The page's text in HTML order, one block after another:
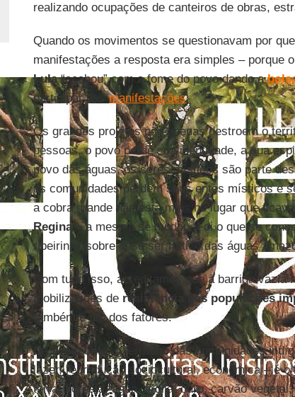
realizando ocupações de canteiros de obras,
Quando os movimentos se questionavam por
manifestações a resposta era simples – porque
Lula“acabou” com a fome do povo dando a
participar das manifestações.
Os grandes projetos não apenas destroem o
pessoas, o povo perde sua identidade, a sua
povo das águas, os seres místicos são parte
as comunidades perdem seus entes místicos e
a cobra grande não está mais no lugar que
Regina– a mesma se mudou. Foi o que se
ribeirinho sobre esse ser mítico das águas
Com tudo isso, acreditamos que a barriga vazia
mobilizações de resistência das populações
também é um dos fatores.
NaAmazônia , o território das comunidades
lazer, reprodução sociocultural, econômica – é
terra, floresta, água, argila, ouro, carvão